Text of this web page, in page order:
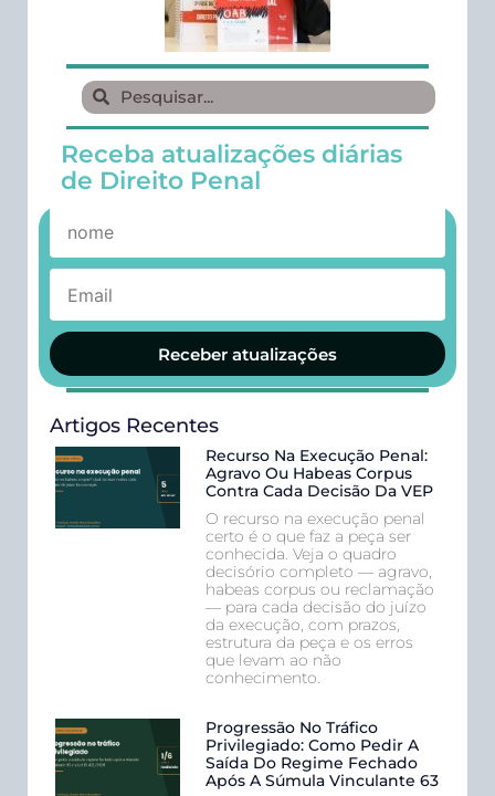
Receba atualizações diárias
de Direito Penal
Receber atualizações
Artigos Recentes
Recurso Na Execução Penal:
Agravo Ou Habeas Corpus
Contra Cada Decisão Da VEP
O recurso na execução penal
certo é o que faz a peça ser
conhecida. Veja o quadro
decisório completo — agravo,
habeas corpus ou reclamação
— para cada decisão do juízo
da execução, com prazos,
estrutura da peça e os erros
que levam ao não
conhecimento.
Progressão No Tráfico
Privilegiado: Como Pedir A
Saída Do Regime Fechado
Após A Súmula Vinculante 63